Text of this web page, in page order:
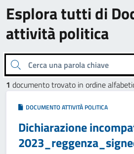
Esplora tutti di
attività politica
Cerca una parola chiave
1 documento trovato in ordine
DOCUMENTO ATTIVITÀ POLITICA
Dichiarazione